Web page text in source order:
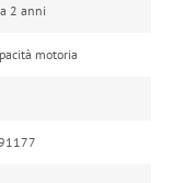
2 anni
motoria